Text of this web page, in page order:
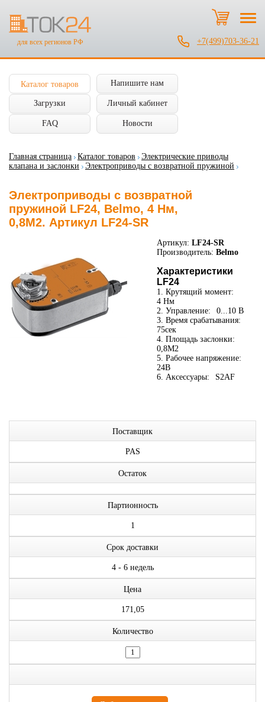
для всех регионов РФ +7(499)703-36-21
Каталог товаров Напишите нам
Загрузки Личный кабинет
FAQ Новости
Главная страница Каталог товаров
Электрические приводы
клапана и заслонки
Электроприводы с возвратной пружиной
Электроприводы с возвратной
пружиной LF24, Belmo, 4 Нм,
0,8М2. Артикул LF24-SR
Артикул: LF24-SR
Производитель: Belmo
Характеристики
LF24
1. Крутящий момент:
4 Нм
2. Управление:
0...10 В
3. Время срабатывания:
75сек
4. Площадь заслонки:
0,8М2
5. Рабочее напряжение:
24В
6. Аксессуары:
S2AF
Поставщик
PAS
Остаток
Партионность
1
Срок доставки
4 - 6 недель
Цена
171,05
Количество